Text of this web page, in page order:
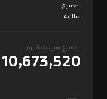
مجموع
سالانه
مجموع سررسید امروز
10,673,520 تومان